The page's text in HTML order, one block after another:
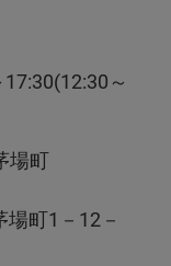
～
場町
町1－12－